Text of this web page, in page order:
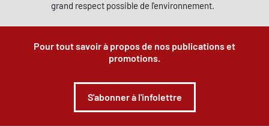
grand respect possible de l'environnement.
Pour tout savoir à propos de nos publications et
promotions.
S'abonner à l'infolettre